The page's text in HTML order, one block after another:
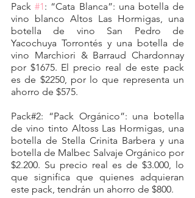
Pack #1 : “Cata Blanca”: una botella de
vino blanco Altos Las Hormigas, una
botella de vino San Pedro de
Yacochuya Torrontés y una botella de
vino Marchiori & Barraud Chardonnay
por $1675. El precio real de este pack
es de $2250, por lo que representa un
ahorro de $575.
Pack#2: “Pack Orgánico”: una botella
de vino tinto Altoss Las Hormigas, una
botella de Stella Crinita Barbera y una
botella de Malbec Salvaje Orgánico por
$2.200. Su precio real es de $3.000, lo
que significa que quienes adquieran
este pack, tendrán un ahorro de $800.